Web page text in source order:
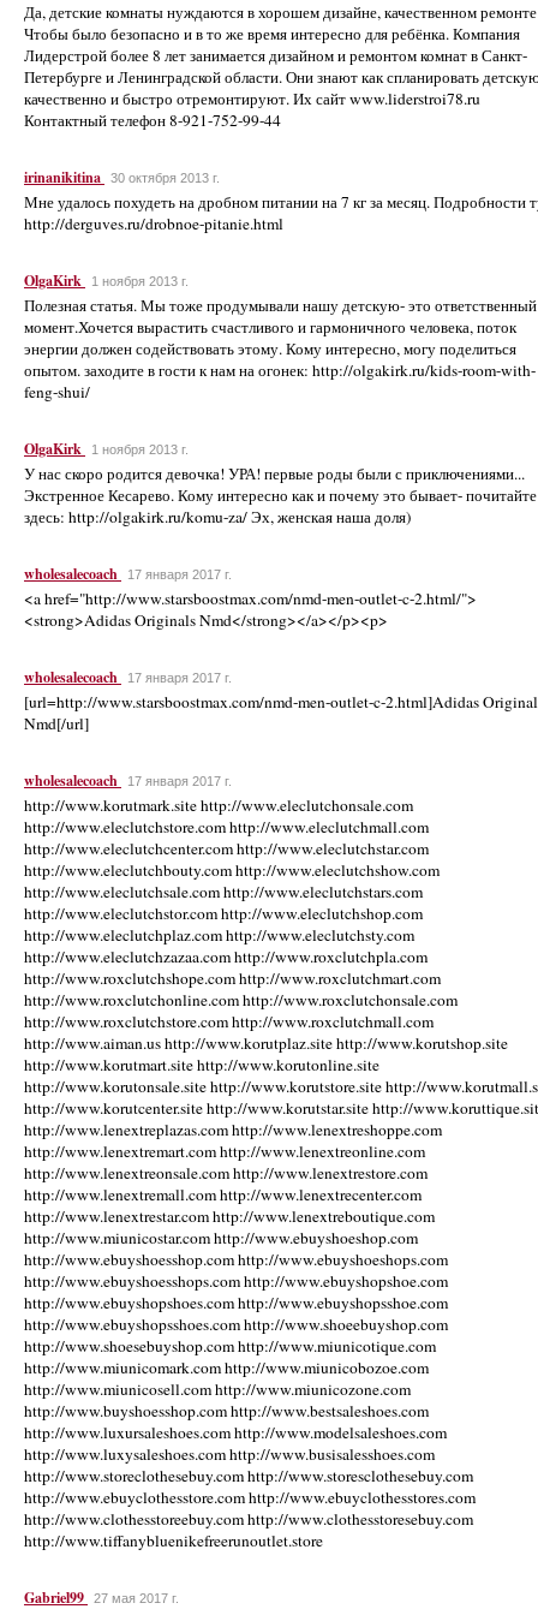
Да, детские комнаты нуждаются в хорошем дизайне, качественном
Чтобы было безопасно и в то же время интересно для ребёнка. Компания
Лидерстрой более 8 лет занимается дизайном и ремонтом комнат в Санкт-
Петербурге и Ленинградской области. Они знают как спланировать
качественно и быстро отремонтируют. Их сайт www.liderstroi78.ru
Контактный телефон 8-921-752-99-44
irinanikitina 30 октября 2013 г.
Мне удалось похудеть на дробном питании на 7 кг за месяц. Подробности
http://derguves.ru/drobnoe-pitanie.html
OlgaKirk 1 ноября 2013 г.
Полезная статья. Мы тоже продумывали нашу детскую- это ответственный
момент.Хочется вырастить счастливого и гармоничного человека, поток
энергии должен содействовать этому. Кому интересно, могу поделиться
опытом. заходите в гости к нам на огонек: http://olgakirk.ru/kids-room-with-
feng-shui/
OlgaKirk 1 ноября 2013 г.
У нас скоро родится девочка! УРА! первые роды были с приключениями...
Экстренное Кесарево. Кому интересно как и почему это бывает- почитайте
здесь: http://olgakirk.ru/komu-za/ Эх, женская наша доля)
wholesalecoach 17 января 2017 г.
<a href="http://www.starsboostmax.com/nmd-men-outlet-c-2.html/">
<strong>Adidas Originals Nmd</strong></a></p><p>
wholesalecoach 17 января 2017 г.
[url=http://www.starsboostmax.com/nmd-men-outlet-c-2.html]Adidas
Nmd[/url]
wholesalecoach 17 января 2017 г.
http://www.korutmark.site http://www.eleclutchonsale.com
http://www.eleclutchstore.com http://www.eleclutchmall.com
http://www.eleclutchcenter.com http://www.eleclutchstar.com
http://www.eleclutchbouty.com http://www.eleclutchshow.com
http://www.eleclutchsale.com http://www.eleclutchstars.com
http://www.eleclutchstor.com http://www.eleclutchshop.com
http://www.eleclutchplaz.com http://www.eleclutchsty.com
http://www.eleclutchzazaa.com http://www.roxclutchpla.com
http://www.roxclutchshope.com http://www.roxclutchmart.com
http://www.roxclutchonline.com http://www.roxclutchonsale.com
http://www.roxclutchstore.com http://www.roxclutchmall.com
http://www.aiman.us http://www.korutplaz.site http://www.korutshop.site
http://www.korutmart.site http://www.korutonline.site
http://www.korutonsale.site http://www.korutstore.site http://
http://www.korutcenter.site http://www.korutstar.site http://
http://www.lenextreplazas.com http://www.lenextreshoppe.com
http://www.lenextremart.com http://www.lenextreonline.com
http://www.lenextreonsale.com http://www.lenextrestore.com
http://www.lenextremall.com http://www.lenextrecenter.com
http://www.lenextrestar.com http://www.lenextreboutique.com
http://www.miunicostar.com http://www.ebuyshoeshop.com
http://www.ebuyshoesshop.com http://www.ebuyshoeshops.com
http://www.ebuyshoesshops.com http://www.ebuyshopshoe.com
http://www.ebuyshopshoes.com http://www.ebuyshopsshoe.com
http://www.ebuyshopsshoes.com http://www.shoeebuyshop.com
http://www.shoesebuyshop.com http://www.miunicotique.com
http://www.miunicomark.com http://www.miunicobozoe.com
http://www.miunicosell.com http://www.miunicozone.com
http://www.buyshoesshop.com http://www.bestsaleshoes.com
http://www.luxursaleshoes.com http://www.modelsaleshoes.com
http://www.luxysaleshoes.com http://www.busisalesshoes.com
http://www.storeclothesebuy.com http://www.storesclothesebuy.com
http://www.ebuyclothesstore.com http://www.ebuyclothesstores.com
http://www.clothesstoreebuy.com http://www.clothesstoresebuy.com
http://www.tiffanybluenikefreerunoutlet.store
Gabriel99 27 мая 2017 г.